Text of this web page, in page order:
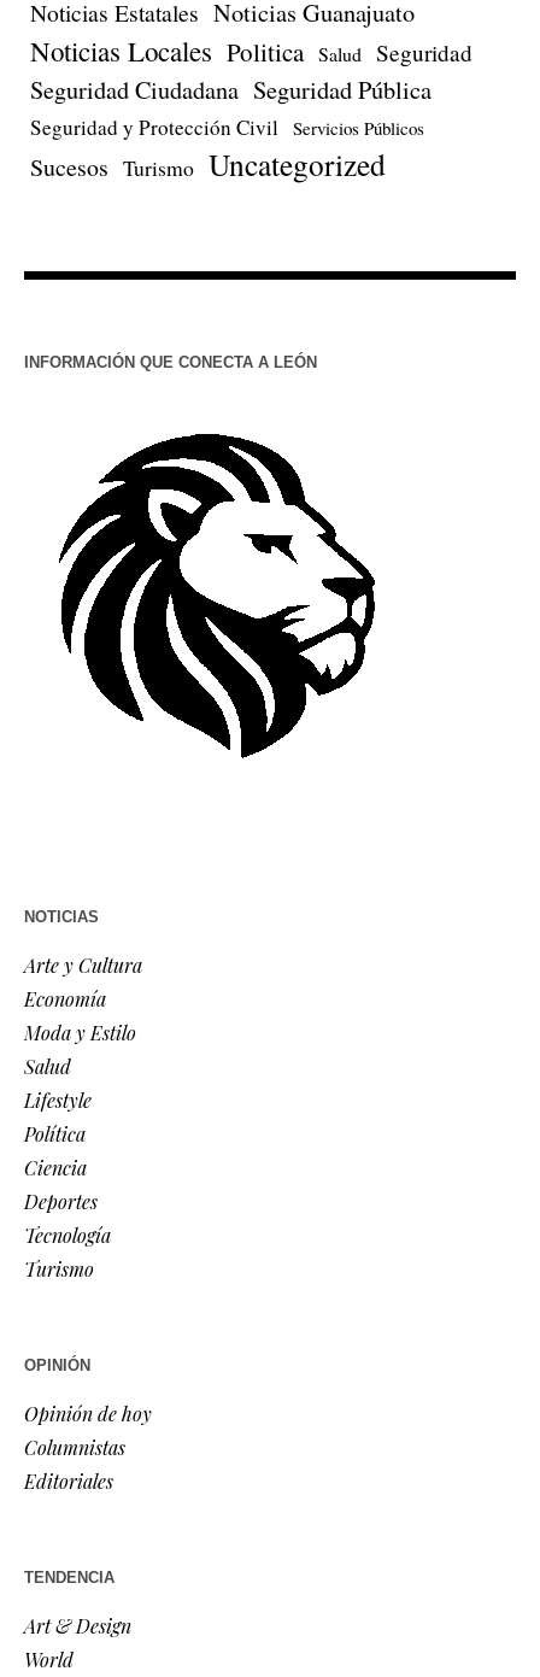
Noticias Estatales Noticias Guanajuato
Noticias Locales Politica Salud Seguridad
Seguridad Ciudadana Seguridad Pública
Seguridad y Protección Civil Servicios Públicos
Sucesos Turismo Uncategorized
INFORMACIÓN QUE CONECTA A LEÓN
NOTICIAS
Arte y Cultura
Economía
Moda y Estilo
Salud
Lifestyle
Política
Ciencia
Deportes
Tecnología
Turismo
OPINIÓN
Opinión de hoy
Columnistas
Editoriales
TENDENCIA
Art & Design
World